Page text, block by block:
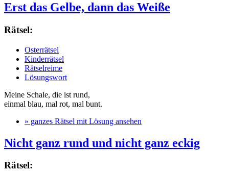
Erst das Gelbe, dann das Weiße
Rätsel:
Osterrätsel
Kinderrätsel
Rätselreime
Lösungswort
Meine Schale, die ist rund,
einmal blau, mal rot, mal bunt.
» ganzes Rätsel mit Lösung ansehen
Nicht ganz rund und nicht ganz eckig
Rätsel: